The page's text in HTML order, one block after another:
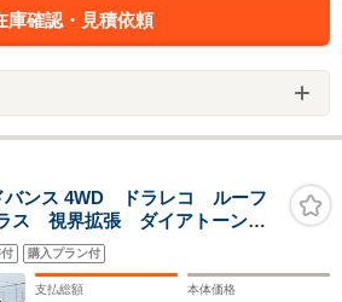
庫確認・見積依頼
バンス 4WD ドラレコ ルーフ
ス 視界拡張 ダイアトーンナ
オーディオ USB フロントカ
クカメラ スマートリヤビュ
購入プラン付
支払総額 本体価格